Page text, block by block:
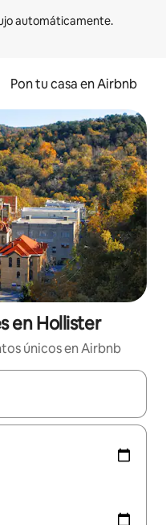
Pon tu casa en Airbnb
en Hollister
únicos en Airbnb
navega con las